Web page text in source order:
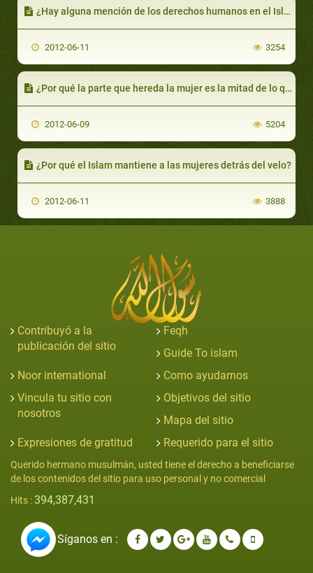
¿Hay alguna mención de los derechos humanos en el Islam?
2012-06-11 3254
¿Por qué la parte que hereda la mujer es la mitad de lo que le corresponde al hombre?
2012-06-09 5204
¿Por qué el Islam mantiene a las mujeres detrás del velo?
2012-06-11 3888
Contribuyó a la
publicación del sitio
Feqh
Guide To islam
Noor international
Como ayudarnos
Vincula tu sitio con
nosotros
Objetivos del sitio
Mapa del sitio
Expresiones de gratitud
Requerido para el sitio
Querido hermano musulmán, usted tiene el derecho a beneficiarse
de los contenidos del sitio para uso personal y no comercial
Hits : 394,387,431
Síganos en :